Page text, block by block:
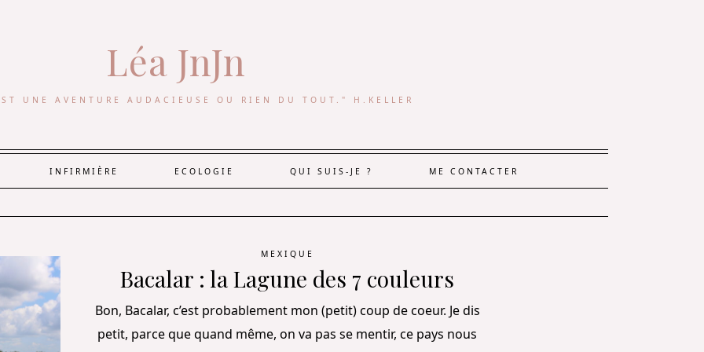
Léa JnJn
UNE AVENTURE AUDACIEUSE OU RIEN DU TOUT." H.KELLER
INFIRMIÈRE ECOLOGIE QUI SUIS-JE ? ME CONTACTER
MEXIQUE
Bacalar : la Lagune des 7 couleurs
Bon, Bacalar, c’est probablement mon (petit) coup de coeur. Je dis
petit, parce que quand même, on va pas se mentir, ce pays nous